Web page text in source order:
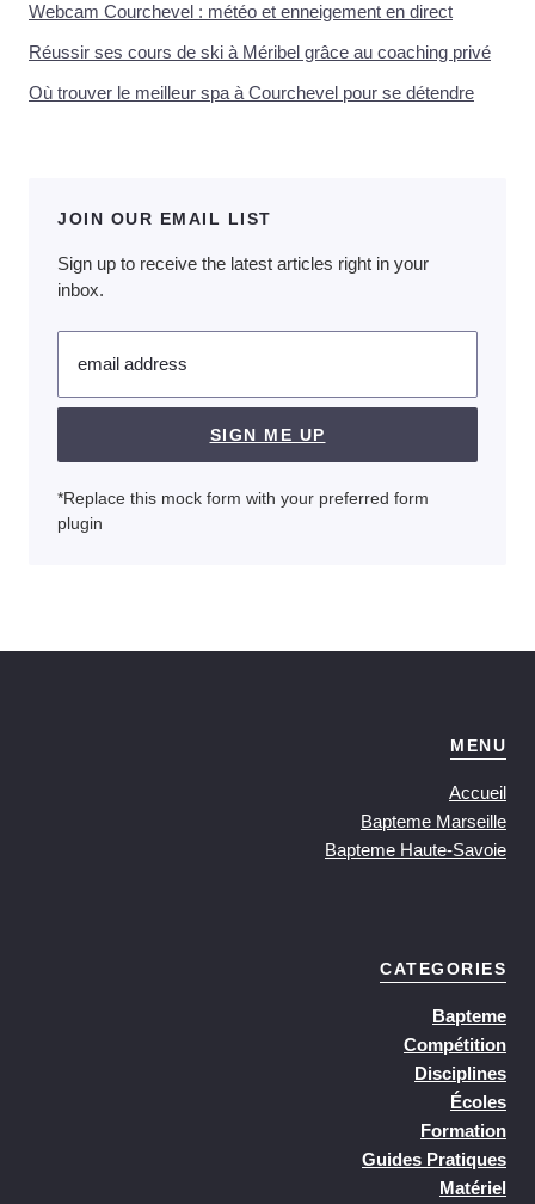
Webcam Courchevel : météo et enneigement en direct
Réussir ses cours de ski à Méribel grâce au coaching privé
Où trouver le meilleur spa à Courchevel pour se détendre
JOIN OUR EMAIL LIST
Sign up to receive the latest articles right in your
inbox.
email address
SIGN ME UP
*Replace this mock form with your preferred form
plugin
MENU
Accueil
Bapteme Marseille
Bapteme Haute-Savoie
CATEGORIES
Bapteme
Compétition
Disciplines
Écoles
Formation
Guides Pratiques
Matériel